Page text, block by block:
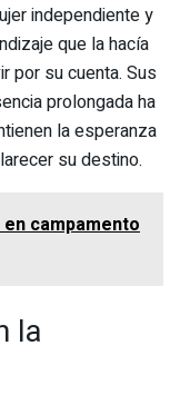
independiente y
que la hacía
por su cuenta. Sus
prolongada ha
la esperanza
su destino.
campamento
la